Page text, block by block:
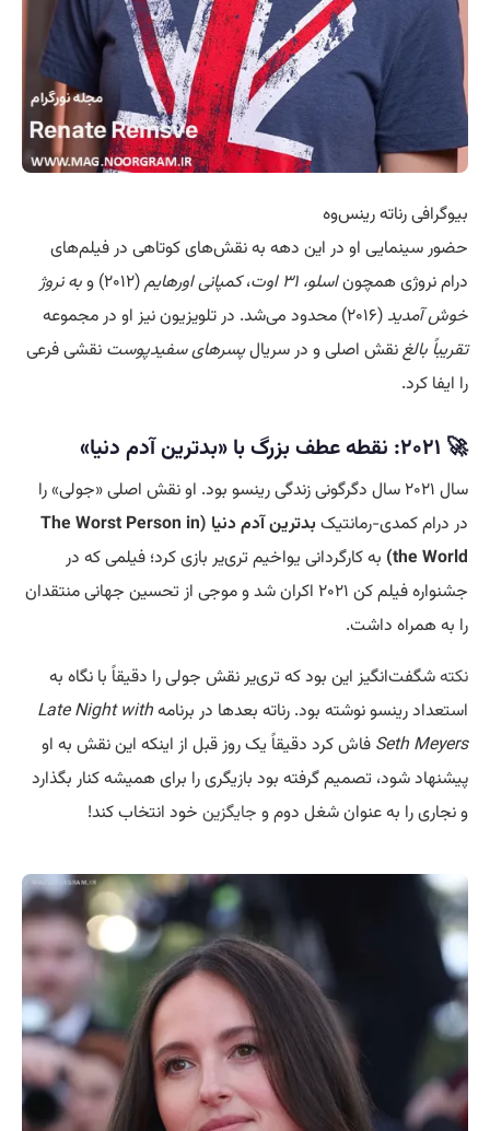
بیوگرافی رناته رینس‌وه
حضور سینمایی او در این دهه به نقش‌های کوتاهی در فیلم‌های
درام نروژی همچوناسلو، ۳۱ اوت ،کمپانی اورهایم(۲۰۱۲) و
به نروژ
خوش آمدید (۲۰۱۶) محدود می‌شد. در تلویزیون نیز او در مجموعه
تقریباً بالغنقش اصلی و در سریالپسرهای سفیدپوست نقشی فرعی
را ایفا کرد.
🚀 ۲۰۲۱: نقطه عطف بزرگ با «بدترین آدم دنیا»
سال ۲۰۲۱ سال دگرگونی زندگی رینسو بود. او نقش اصلی «جولی» را
در درام کمدی-رمانتیک
بدترین آدم دنیا (The Worst Person in
the World) به کارگردانی یواخیم تری‌یر بازی کرد؛ فیلمی که در
جشنواره فیلم کن ۲۰۲۱ اکران شد و موجی از تحسین جهانی منتقدان
را به همراه داشت.
نکتهشگفت‌انگیز این بود که تری‌یر نقش جولی را دقیقاً با نگاه به
استعداد رینسو نوشته بود. رناته بعدها در برنامهLate Night with
Seth Meyers فاش کرد دقیقاً یک روز قبل از اینکه این نقش به او
پیشنهاد شود، تصمیم گرفته بود بازیگری را برای همیشه کنار بگذارد
و نجاری را به عنوان شغل دوم و جایگزین خود انتخاب کند!